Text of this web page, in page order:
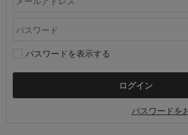
パスワードを表示する
パスワードを